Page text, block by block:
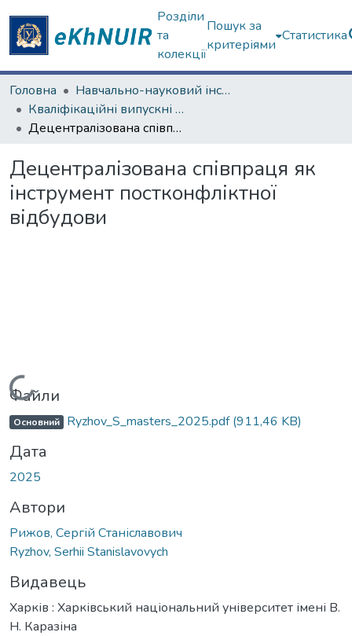
Розділи
та
колекції
Пошук за
критеріями
Статистика
Головна
Навчально-науковий інститут "Інститут державного управління"
Кваліфікаційні випускні роботи магістрів. Інститут державного управління
Децентралізована співпраця як інструмент постконфліктної відбудови
Децентралізована співпраця як
інструмент постконфліктної
відбудови
Вантажиться...
Файли
Основний Ryzhov_S_masters_2025.pdf(911,46 KB)
Дата
2025
Автори
Рижов, Сергій Станіславович
Ryzhov, Serhii Stanislavovych
Видавець
Харків : Харківський національний університет імені В.
Н. Каразіна